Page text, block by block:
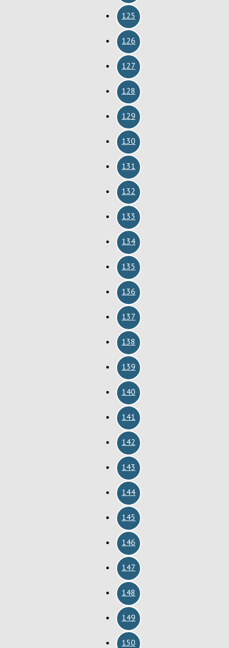
125
126
127
128
129
130
131
132
133
134
135
136
137
138
139
140
141
142
143
144
145
146
147
148
149
150